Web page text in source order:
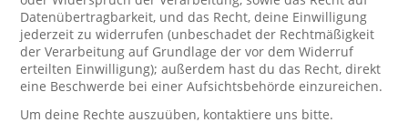
Datenübertragbarkeit, und das Recht, deine Einwilligung
jederzeit zu widerrufen (unbeschadet der Rechtmäßigkeit
der Verarbeitung auf Grundlage der vor dem Widerruf
erteilten Einwilligung); außerdem hast du das Recht, direkt
eine Beschwerde bei einer Aufsichtsbehörde einzureichen.
Um deine Rechte auszuüben, kontaktiere uns bitte.